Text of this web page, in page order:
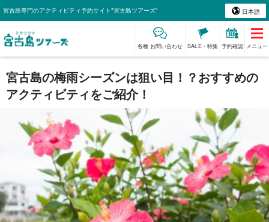
宮古島専門のアクティビティ予約サイト"宮古島ツアーズ" 日本語
各種 お問い合わせ SALE・特集 予約確認 メニュー
宮古島の梅雨シーズンは狙い目！？おすすめの
アクティビティをご紹介！